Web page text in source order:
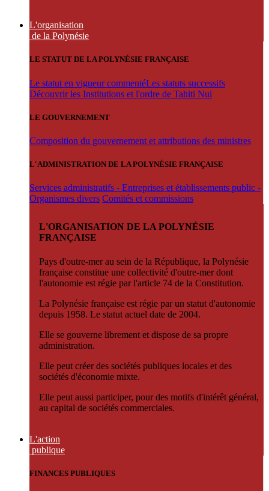
L'organisation
de la Polynésie
LE STATUT DE LA POLYNÉSIE FRANÇAISE
Le statut en vigueur commentéLes statuts successifs
Découvrir les Institutions et l'ordre de Tahiti Nui
LE GOUVERNEMENT
Composition du gouvernement et attributions des ministres
L'ADMINISTRATION DE LA POLYNÉSIE FRANÇAISE
Services administratifs - Entreprises et établissements public -
Organismes divers Comités et commissions
L'ORGANISATION DE LA POLYNÉSIE
FRANÇAISE
Pays d'outre-mer au sein de la République, la Polynésie
française constitue une collectivité d'outre-mer dont
l'autonomie est régie par l'article 74 de la Constitution.
La Polynésie française est régie par un statut d'autonomie
depuis 1958. Le statut actuel date de 2004.
Elle se gouverne librement et dispose de sa propre
administration.
Elle peut créer des sociétés publiques locales et des
sociétés d'économie mixte.
Elle peut aussi participer, pour des motifs d'intérêt général,
au capital de sociétés commerciales.
L'action
publique
FINANCES PUBLIQUES